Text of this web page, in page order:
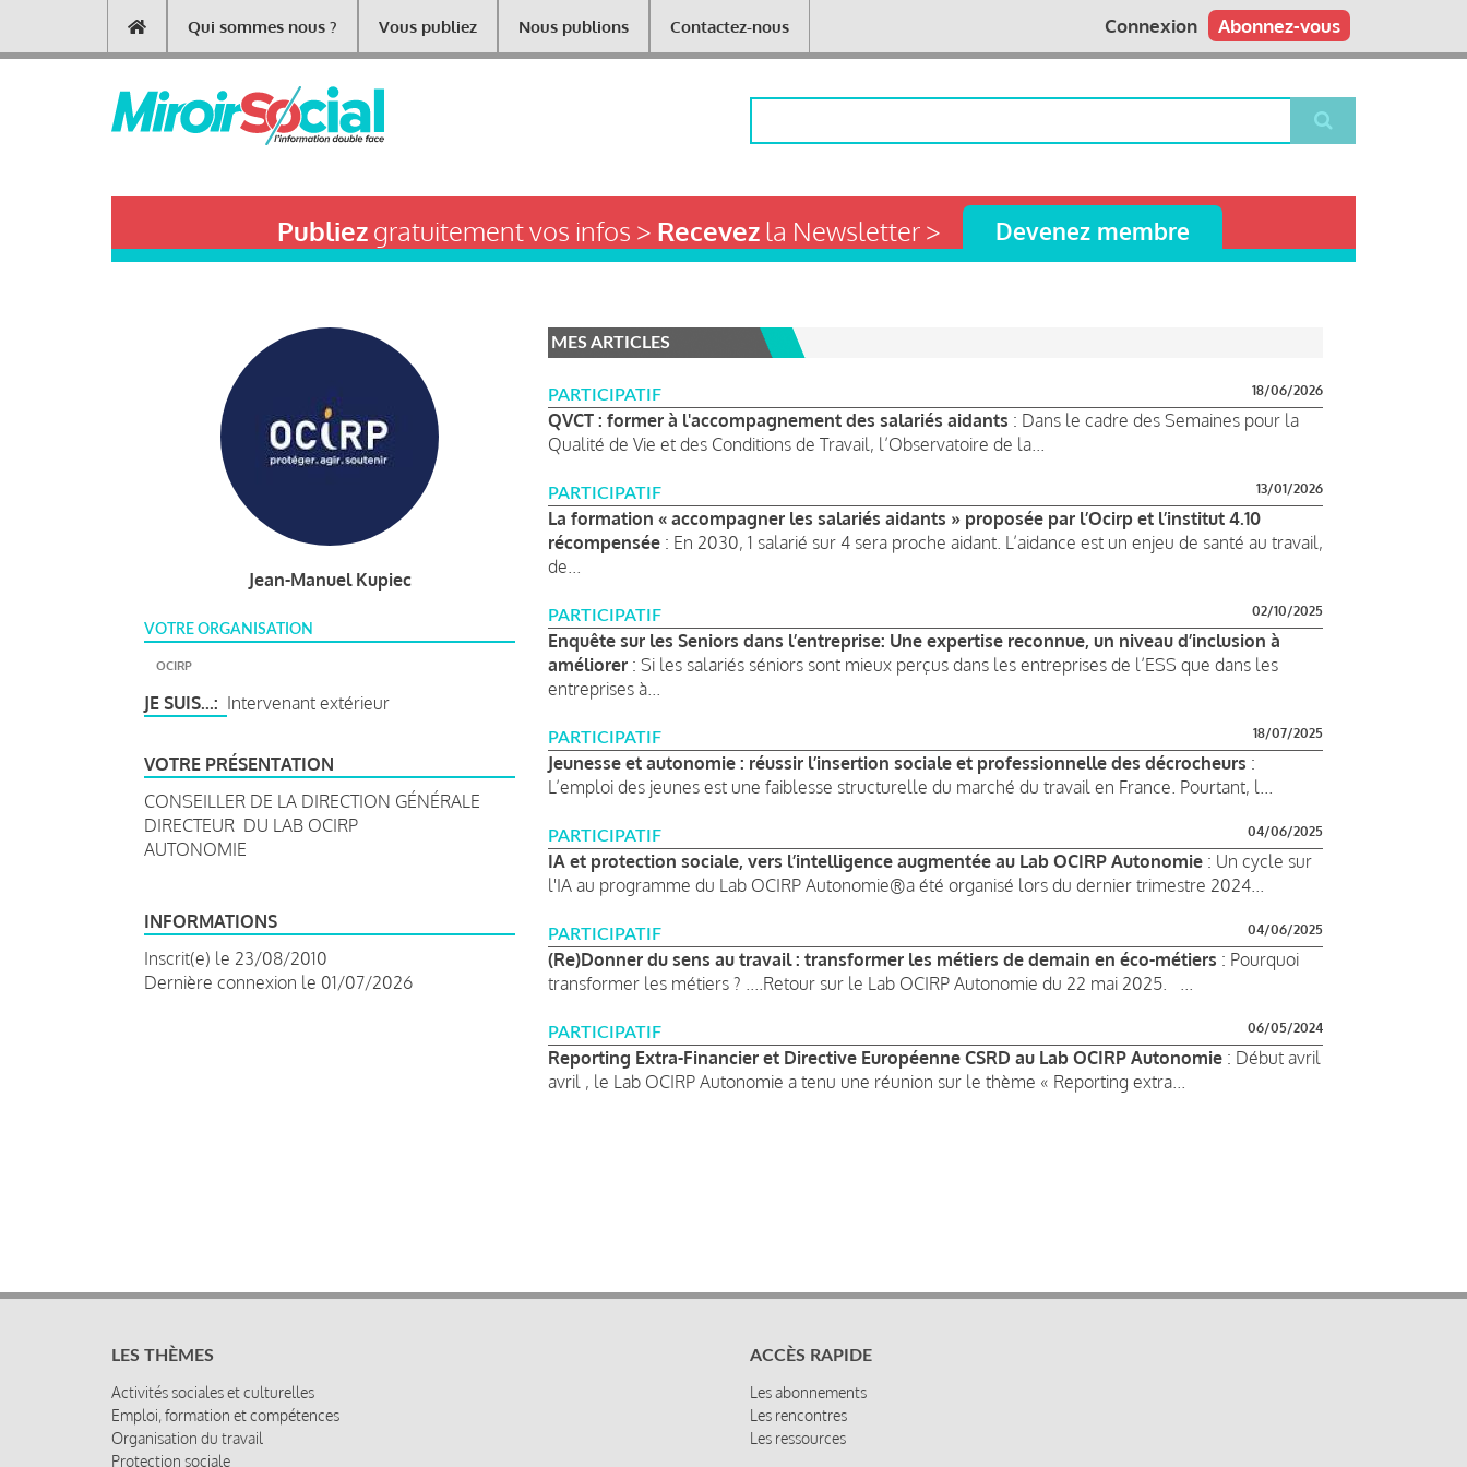
contenu
Main
navigation
Qui sommes nous ? Vous publiez Nous publions Contactez-nous Abonnez-vous
Connexion
Publiezgratuitement vos infos > Recevezla Newsletter > Devenez membre
Jean-Manuel Kupiec
VOTRE ORGANISATION
OCIRP
JE SUIS... Intervenant extérieur
VOTRE PRÉSENTATION
CONSEILLER DE LA DIRECTION GÉNÉRALE
DIRECTEUR DU LAB OCIRP
AUTONOMIE
INFORMATIONS
Inscrit(e) le 23/08/2010
Dernière connexion le 01/07/2026
MES ARTICLES
PARTICIPATIF 18/06/2026
QVCT : former à l'accompagnement des salariés aidants : Dans le cadre des Semaines pour la
Qualité de Vie et des Conditions de Travail, l’Observatoire de la...
PARTICIPATIF 13/01/2026
La formation « accompagner les salariés aidants » proposée par l’Ocirp et l’institut 4.10
récompensée : En 2030, 1 salarié sur 4 sera proche aidant. L’aidance est un enjeu de santé au travail,
de...
PARTICIPATIF 02/10/2025
Enquête sur les Seniors dans l’entreprise: Une expertise reconnue, un niveau d’inclusion à
améliorer : Si les salariés séniors sont mieux perçus dans les entreprises de l’ESS que dans les
entreprises à...
PARTICIPATIF 18/07/2025
Jeunesse et autonomie : réussir l’insertion sociale et professionnelle des décrocheurs :
L’emploi des jeunes est une faiblesse structurelle du marché du travail en France. Pourtant, l...
PARTICIPATIF 04/06/2025
IA et protection sociale, vers l’intelligence augmentée au Lab OCIRP Autonomie : Un cycle sur
l'IA au programme du Lab OCIRP Autonomie®a été organisé lors du dernier trimestre 2024...
PARTICIPATIF 04/06/2025
(Re)Donner du sens au travail : transformer les métiers de demain en éco-métiers : Pourquoi
transformer les métiers ? ....Retour sur le Lab OCIRP Autonomie du 22 mai 2025. ...
PARTICIPATIF 06/05/2024
Reporting Extra-Financier et Directive Européenne CSRD au Lab OCIRP Autonomie : Début avril
avril , le Lab OCIRP Autonomie a tenu une réunion sur le thème « Reporting extra...
LES THÈMES
Activités sociales et culturelles
Emploi, formation et compétences
Organisation du travail
Protection sociale
ACCÈS RAPIDE
Les abonnements
Les rencontres
Les ressources